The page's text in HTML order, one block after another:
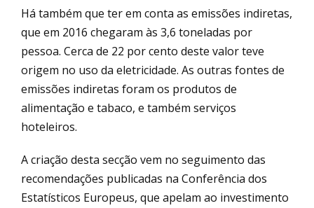
Há também que ter em conta as emissões indiretas,
que em 2016 chegaram às 3,6 toneladas por
pessoa. Cerca de 22 por cento deste valor teve
origem no uso da eletricidade. As outras fontes de
emissões indiretas foram os produtos de
alimentação e tabaco, e também serviços
hoteleiros.
A criação desta secção vem no seguimento das
recomendações publicadas na Conferência dos
Estatísticos Europeus, que apelam ao investimento